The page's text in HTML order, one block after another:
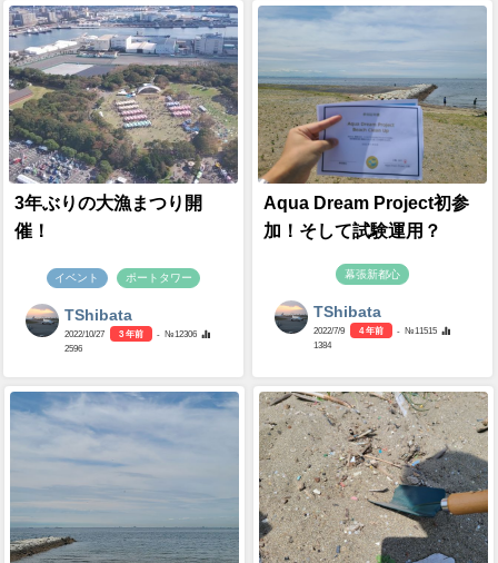
3年ぶりの大漁まつり開
催！
イベント ポートタワー
TShibata
2022/10/27 3 年前
- №12306
2596
Aqua Dream Project初参
加！そして試験運用？
幕張新都心
TShibata
2022/7/9 4 年前
- №11515
1384